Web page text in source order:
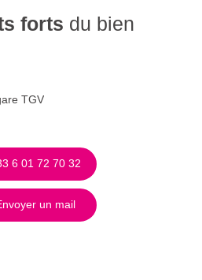
forts du bien
TGV
6 01 72 70 32
un mail